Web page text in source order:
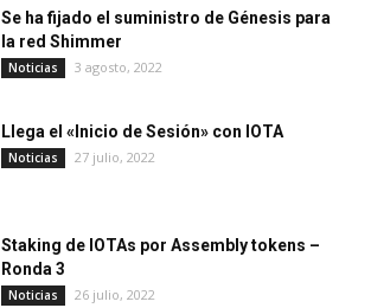
Se ha fijado el suministro de Génesis para
la red Shimmer
Noticias 3 agosto, 2022
Llega el «Inicio de Sesión» con IOTA
Noticias 27 julio, 2022
Staking de IOTAs por Assembly tokens –
Ronda 3
Noticias 26 julio, 2022